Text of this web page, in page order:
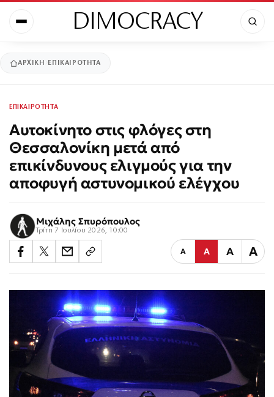
DIMOCRACY
ΑΡΧΙΚΉ ΕΠΙΚΑΙΡΟΤΗΤΑ
ΕΠΙΚΑΙΡΟΤΗΤΑ
Αυτοκίνητο στις φλόγες στη
Θεσσαλονίκη μετά από
επικίνδυνους ελιγμούς για την
αποφυγή αστυνομικού ελέγχου
Μιχάλης Σπυρόπουλος
Τρίτη 7 Ιουλίου 2026, 10:00
Α Α Α Α